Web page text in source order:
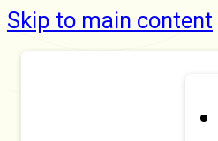
Skip to main content